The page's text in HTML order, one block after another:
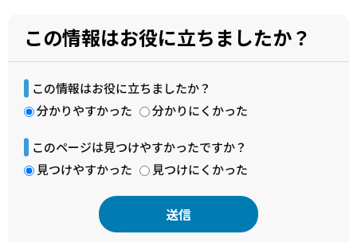
この情報はお役に立ちましたか？
この情報はお役に立ちましたか？
分かりやすかった
分かりにくかった
このページは見つけやすかったですか？
見つけやすかった
見つけにくかった